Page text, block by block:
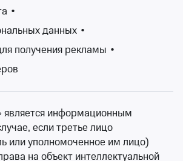
непрерывен, а значит у вас всегда
послушать любимую музыку.
области ежедневно
и джазовой музыки, до
от популярной музыки до
заслуженные музыканты,
исполнители, музыка
для настроения. У вас всегда
послушать как мэтров, так и новые
любимые, привычные
•
данных •
получения рекламы •
информационным
если третье лицо
или уполномоченное им лицо)
на объект интеллектуальной